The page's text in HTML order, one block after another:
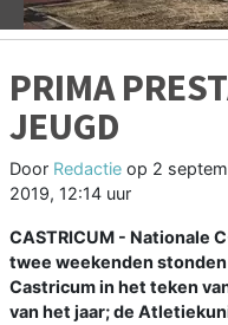
PRIMA
JEUGD
Door Redactie op 2
2019, 12:14 uur
CASTRICUM - Nationale
twee weekenden
Castricum in het teken
van het jaar; de